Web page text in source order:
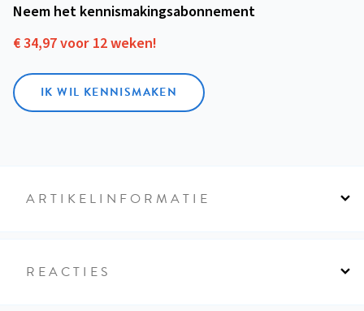
Neem het kennismakings­abonnement
€ 34,97 voor 12 weken!
IK WIL KENNISMAKEN
ARTIKELINFORMATIE
REACTIES